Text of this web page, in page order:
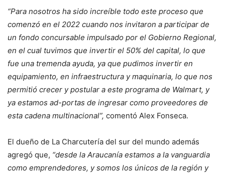
“Para nosotros ha sido increíble todo este proceso que
comenzó en el 2022 cuando nos invitaron a participar de
un fondo concursable impulsado por el Gobierno Regional,
en el cual tuvimos que invertir el 50% del capital, lo que
fue una tremenda ayuda, ya que pudimos invertir en
equipamiento, en infraestructura y maquinaria, lo que nos
permitió crecer y postular a este programa de Walmart, y
ya estamos ad-portas de ingresar como proveedores de
esta cadena multinacional”, comentó Alex Fonseca.
El dueño de La Charcutería del sur del mundo además
agregó que, “desde la Araucanía estamos a la vanguardia
como emprendedores, y somos los únicos de la región y